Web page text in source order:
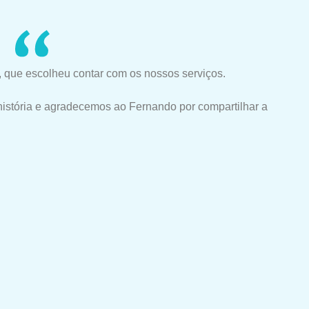
escolheu contar com os nossos serviços.
e agradecemos ao Fernando por compartilhar a